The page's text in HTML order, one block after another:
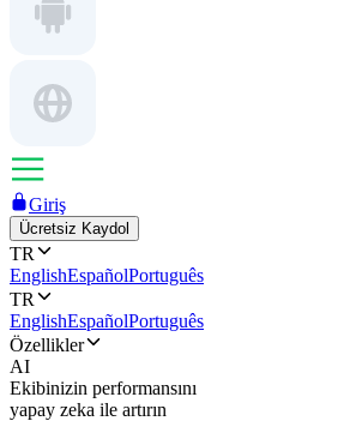
Giriş
Ücretsiz Kaydol
TR
EnglishEspañolPortuguês
TR
EnglishEspañolPortuguês
Özellikler
AI
Ekibinizin performansını
yapay zeka ile artırın